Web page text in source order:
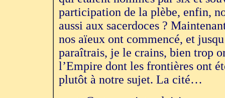
participation de la plèbe, enfin,
aussi aux sacerdoces ?
nos aïeux ont commencé, et
paraîtrais, je le crains, bien trop
l’Empire dont les frontières ont
plutôt à notre sujet. La cité…